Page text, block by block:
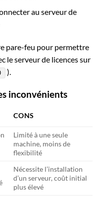
au serveur de
pare-feu pour permettre
le serveur de licences sur
).
inconvénients
CONS
Limité à une seule
machine, moins de
flexibilité
Nécessite l’installation
d’un serveur, coût initial
plus élevé